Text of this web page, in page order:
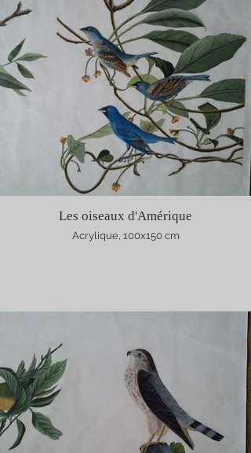
Les oiseaux d'Amérique
Acrylique, 100x150 cm